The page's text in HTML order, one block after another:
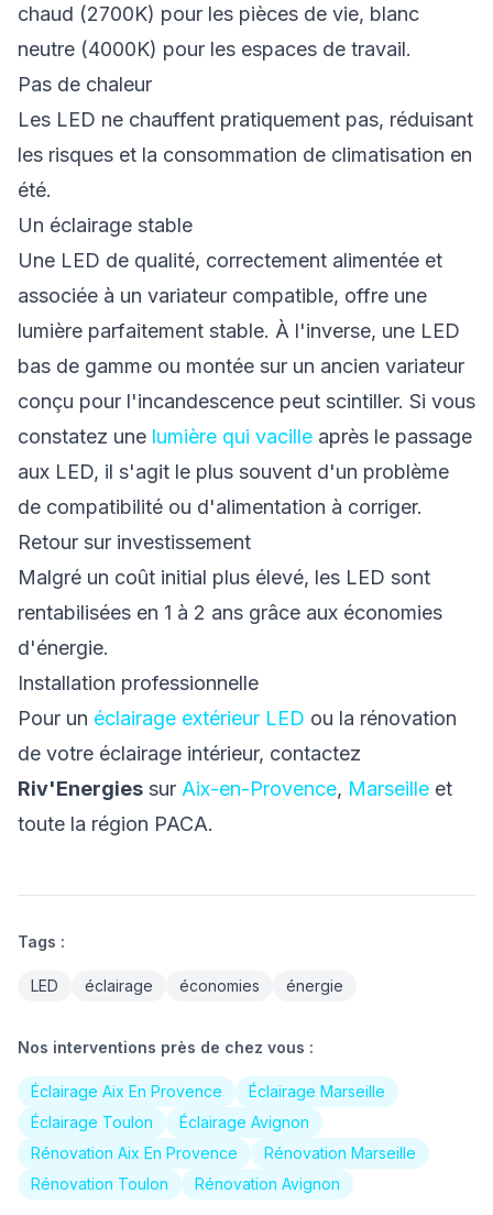
chaud (2700K) pour les pièces de vie, blanc
neutre (4000K) pour les espaces de travail.
Pas de chaleur
Les LED ne chauffent pratiquement pas, réduisant
les risques et la consommation de climatisation en
été.
Un éclairage stable
Une LED de qualité, correctement alimentée et
associée à un variateur compatible, offre une
lumière parfaitement stable. À l'inverse, une LED
bas de gamme ou montée sur un ancien variateur
conçu pour l'incandescence peut scintiller. Si vous
constatez une lumière qui vacille après le passage
aux LED, il s'agit le plus souvent d'un problème
de compatibilité ou d'alimentation à corriger.
Retour sur investissement
Malgré un coût initial plus élevé, les LED sont
rentabilisées en 1 à 2 ans grâce aux économies
d'énergie.
Installation professionnelle
Pour un éclairage extérieur LED ou la rénovation
de votre éclairage intérieur, contactez
Riv'Energies sur Aix-en-Provence, Marseille et
toute la région PACA.
Tags :
LED éclairage économies énergie
Nos interventions près de chez vous :
Éclairage Aix En Provence
Éclairage Marseille
Éclairage Toulon
Éclairage Avignon
Rénovation Aix En Provence
Rénovation Marseille
Rénovation Toulon
Rénovation Avignon